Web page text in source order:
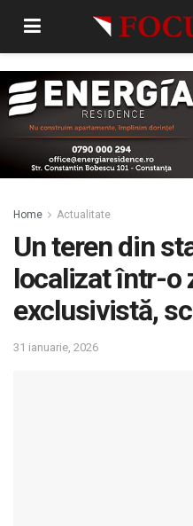
Home Actualitate
Un teren din
localizat într-o
exclusivistă,
31 ianuarie, 2026